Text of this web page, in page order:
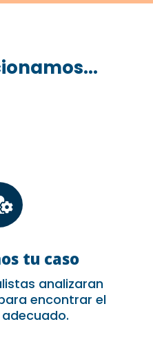
tu caso
analizaran
encontrar el